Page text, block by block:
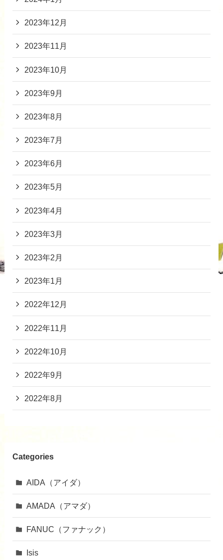
2023年12月
2023年11月
2023年10月
2023年9月
2023年8月
2023年7月
2023年6月
2023年5月
2023年4月
2023年3月
2023年2月
2023年1月
2022年12月
2022年11月
2022年10月
2022年9月
2022年8月
Categories
AIDA（アイダ）
AMADA（アマダ）
FANUC（ファナック）
Isis